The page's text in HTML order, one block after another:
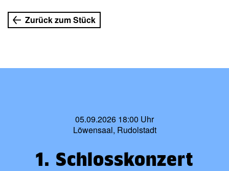
Zurück zum Stück
05.09.2026 18:00 Uhr
Löwensaal, Rudolstadt
1. Schlosskonzert